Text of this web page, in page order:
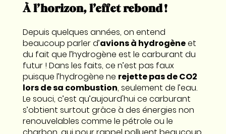
À l’horizon, l’effet rebond !
Depuis quelques années, on entend
beaucoup parler d’avions à hydrogèneet
du fait que l’hydrogène est le carburant du
futur ! Dans les faits, ce n’est pas faux
puisque l’hydrogène ne rejette pas de CO2
lors de sa combustion, seulement de l’eau.
Le souci, c’est qu’aujourd'hui ce carburant
s’obtient surtout grâce à des énergies non
renouvelables comme le pétrole ou le